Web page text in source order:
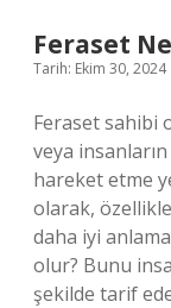
Feraset
Tarih: Ekim 30, 2024
Feraset sahibi
veya
hareket etme
olarak,
daha iyi
olur? Bunu
şekilde tarif